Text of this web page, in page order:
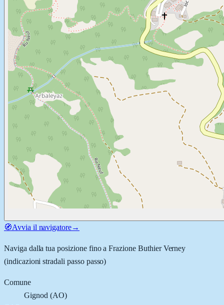
🧭Avvia il navigatore→
Naviga dalla tua posizione fino aFrazione Buthier Verney
(indicazioni stradali passo passo)
Comune
Gignod (AO)